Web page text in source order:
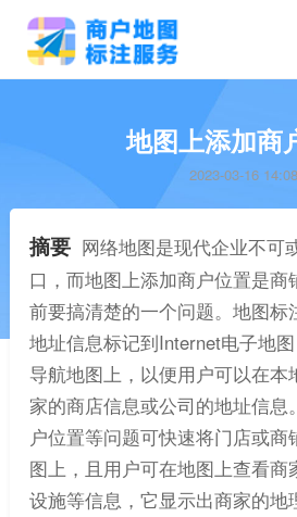
地图上添加商
2023-03-16 14:08
摘要 网络地图是现代企业不可
口，而地图上添加商户位置是商
前要搞清楚的一个问题。地图标
地址信息标记到Internet电子地
导航地图上，以便用户可以在本
家的商店信息或公司的地址信息
户位置等问题可快速将门店或
图上，且用户可在地图上查看商
设施等信息，它显示出商家的地